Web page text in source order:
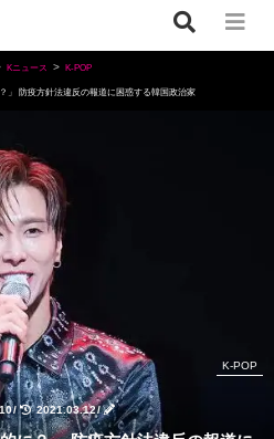
Kニュース K-POP
」 防疫方針法違反の報道に困惑する韓国政治家
/ 2021.03.12/
K-POP